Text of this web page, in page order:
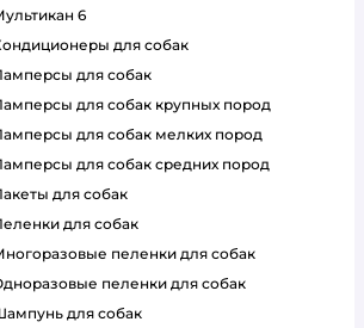
мультикан 6
кондиционеры для собак
памперсы для собак
памперсы для собак крупных пород
памперсы для собак мелких пород
памперсы для собак средних пород
пакеты для собак
пеленки для собак
многоразовые пеленки для собак
одноразовые пеленки для собак
шампунь для собак